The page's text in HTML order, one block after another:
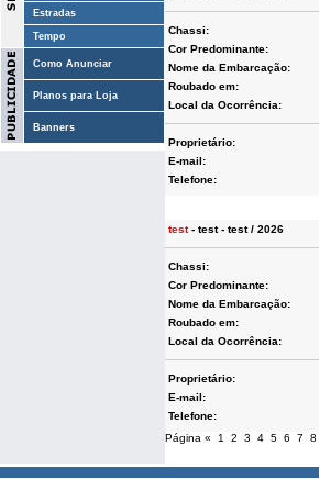
Estradas
Tempo
Como Anunciar
Planos para Loja
Banners
Chassi:
Cor Predominante:
Nome da Embarcação:
Roubado em:
Local da Ocorrência:
Proprietário:
E-mail:
Telefone:
test- test - test / 2026
Chassi:
Cor Predominante:
Nome da Embarcação:
Roubado em:
Local da Ocorrência:
Proprietário:
E-mail:
Telefone:
Página « 1 2 3 4 5 6 7 8